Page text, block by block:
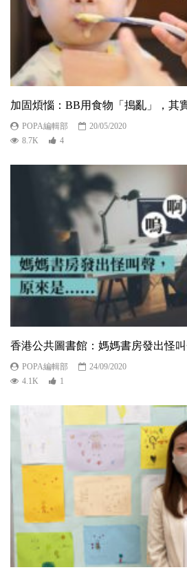
加固煩惱：BB用食物「搗亂」，其
POPA編輯部
20/05/2020
8.7K
4
香港公共圖書館：媽媽書房發出怪
POPA編輯部
24/09/2020
4.1K
1